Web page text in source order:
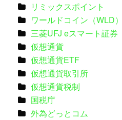
リミックスポイント
ワールドコイン（WLD）
三菱UFJ eスマート証券
仮想通貨
仮想通貨ETF
仮想通貨取引所
仮想通貨税制
国税庁
外為どっとコム